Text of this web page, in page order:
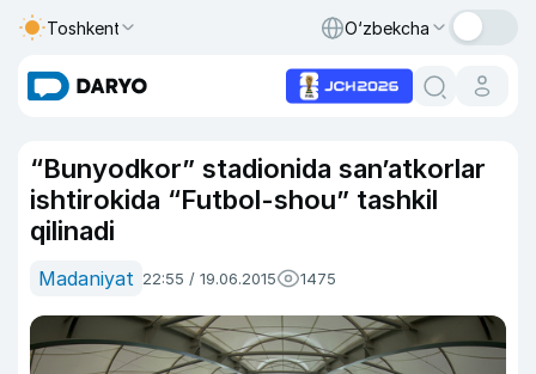
Toshkent O‘zbekcha
“Bunyodkor” stadionida san’atkorlar
ishtirokida “Futbol-shou” tashkil
qilinadi
Madaniyat 22:55 / 19.06.2015 1475